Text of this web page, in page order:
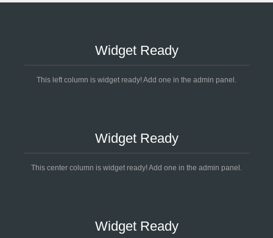
Widget Ready
This left column is widget ready! Add one in the admin panel.
Widget Ready
This center column is widget ready! Add one in the admin panel.
Widget Ready